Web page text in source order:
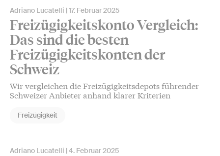
Adriano Lucatelli 17. Februar 2025
Freizügigkeitskonto Vergleich:
Das sind die besten
Freizügigkeitskonten der
Schweiz
Wir vergleichen die Freizügigkeitsdepots führender
Schweizer Anbieter anhand klarer Kriterien
Freizügigkeit
Adriano Lucatelli 4. Februar 2025